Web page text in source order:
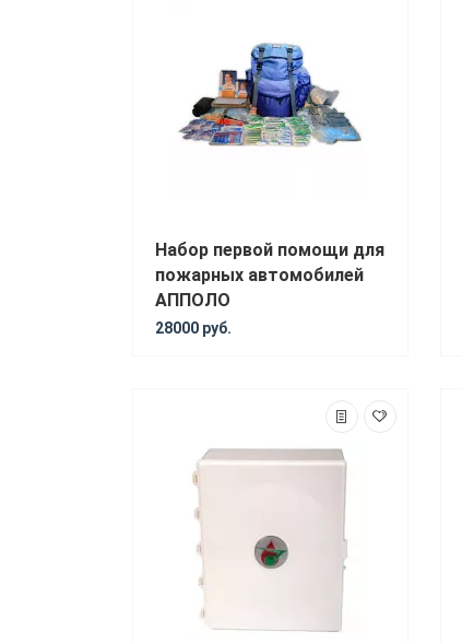
Набор первой помощи для
пожарных автомобилей
АППОЛО
28000 руб.